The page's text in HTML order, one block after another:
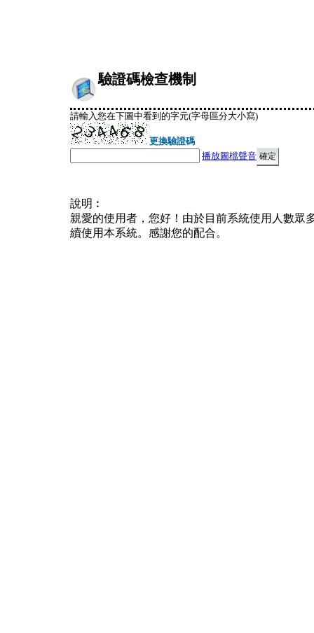
驗證碼檢查機制
請輸入您在下圖中看到的字元(字母區分大小寫)
更換驗證碼
播放圖檔聲音
說明︰
親愛的使用者，您好！由於目前系統使用人數眾
續使用本系統。感謝您的配合。